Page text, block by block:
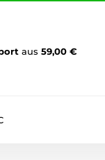
aus 59,00 €